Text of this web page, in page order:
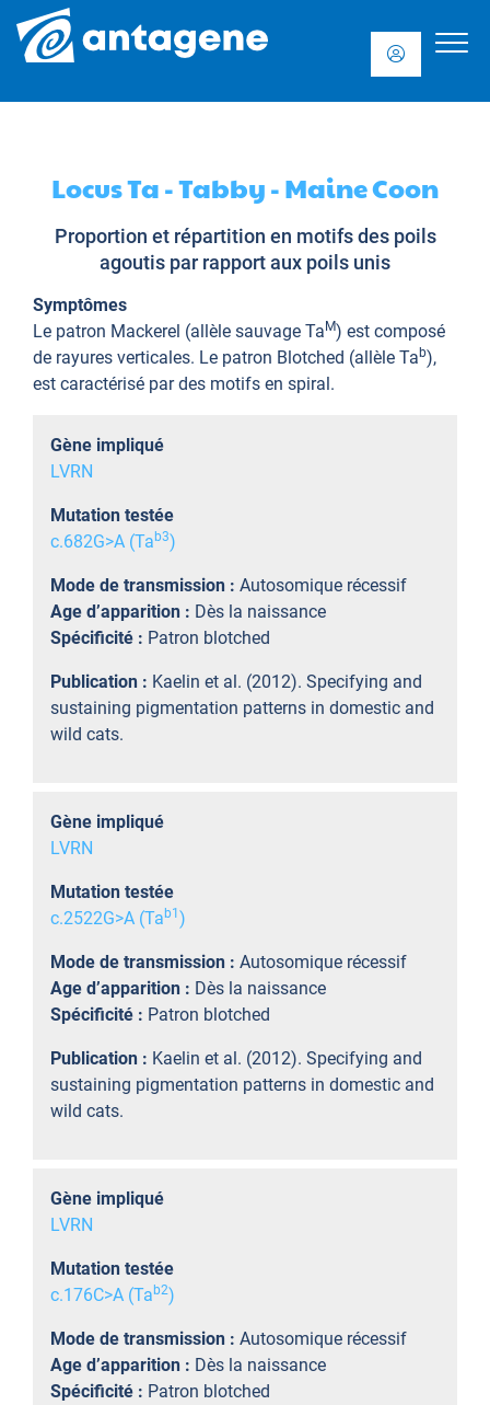
Locus Ta - Tabby - Maine Coon
Proportion et répartition en motifs des poils
agoutis par rapport aux poils unis
Symptômes
Le patron Mackerel (allèle sauvage Ta M) est composé
de rayures verticales. Le patron Blotched (allèle Tab),
est caractérisé par des motifs en spiral.
Gène impliqué
LVRN
Mutation testée
c.682G>A (Ta b3)
Mode de transmission : Autosomique récessif
Age d’apparition : Dès la naissance
Spécificité : Patron blotched
Publication : Kaelin et al. (2012). Specifying and
sustaining pigmentation patterns in domestic and
wild cats.
Gène impliqué
LVRN
Mutation testée
c.2522G>A (Ta b1 )
Mode de transmission : Autosomique récessif
Age d’apparition : Dès la naissance
Spécificité : Patron blotched
Publication : Kaelin et al. (2012). Specifying and
sustaining pigmentation patterns in domestic and
wild cats.
Gène impliqué
LVRN
Mutation testée
c.176C>A (Ta b2)
Mode de transmission : Autosomique récessif
Age d’apparition : Dès la naissance
Spécificité : Patron blotched